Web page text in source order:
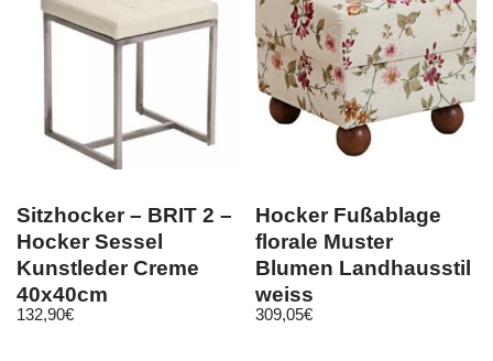
Sitzhocker – BRIT 2 –
Hocker Sessel
Kunstleder Creme
40x40cm
132,90€
Hocker Fußablage
florale Muster
Blumen Landhausstil
weiss
309,05€